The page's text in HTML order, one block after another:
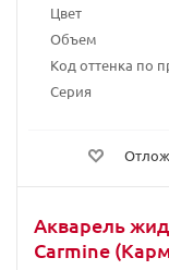
Цвет
Объем
Код оттенка по
Серия
Акварель
Carmine